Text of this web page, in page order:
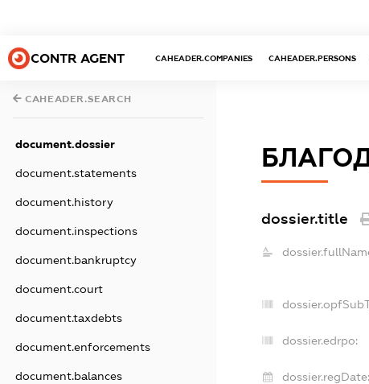
CONTR AGENT CAHEADER.COMPANIES CAHEADER.PERSONS
CAHEADER.SEARCH
document.dossier
document.statements
document.history
document.inspections
document.bankruptcy
document.court
document.taxdebts
document.enforcements
document.balances
dossier.title
dossier.edrpo:
dossier.regDate: